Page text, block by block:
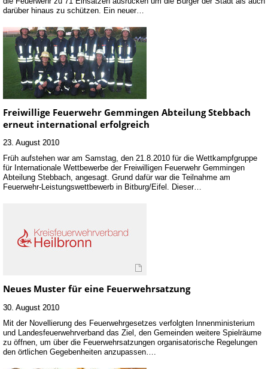
darüber hinaus zu schützen. Ein neuer…
Freiwillige Feuerwehr Gemmingen Abteilung Stebbach
erneut international erfolgreich
23. August 2010
Früh aufstehen war am Samstag, den 21.8.2010 für die Wettkampfgruppe
für Internationale Wettbewerbe der Freiwilligen Feuerwehr Gemmingen
Abteilung Stebbach, angesagt. Grund dafür war die Teilnahme am
Feuerwehr-Leistungswettbewerb in Bitburg/Eifel. Dieser…
Neues Muster für eine Feuerwehrsatzung
30. August 2010
Mit der Novellierung des Feuerwehrgesetzes verfolgten Innenministerium
und Landesfeuerwehrverband das Ziel, den Gemeinden weitere Spielräume
zu öffnen, um über die Feuerwehrsatzungen organisatorische Regelungen
den örtlichen Gegebenheiten anzupassen….